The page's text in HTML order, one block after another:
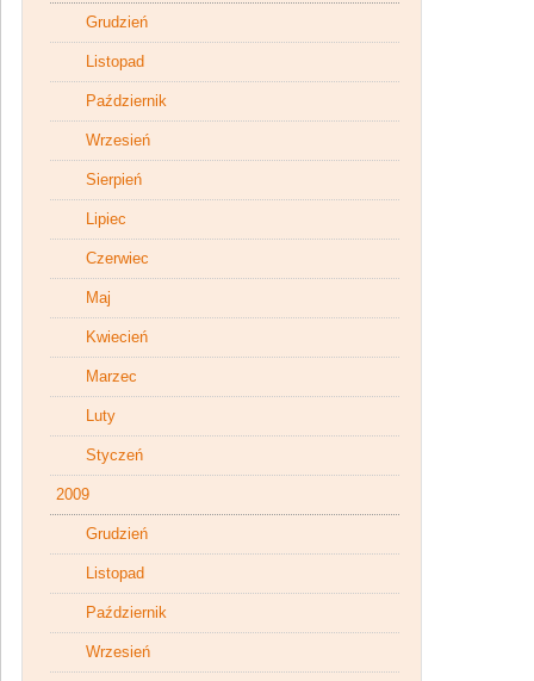
Grudzień
Listopad
Październik
Wrzesień
Sierpień
Lipiec
Czerwiec
Maj
Kwiecień
Marzec
Luty
Styczeń
2009
Grudzień
Listopad
Październik
Wrzesień